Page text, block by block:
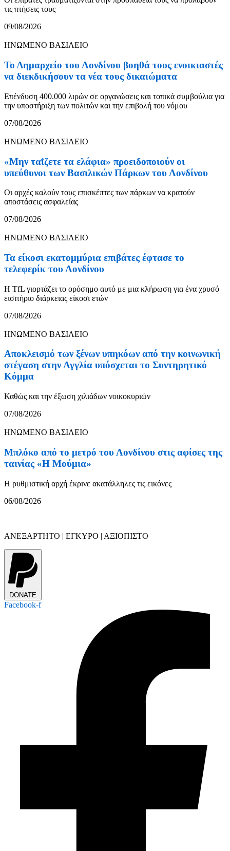
τις πτήσεις τους
09/08/2026
ΗΝΩΜΕΝΟ ΒΑΣΙΛΕΙΟ
Το Δημαρχείο του Λονδίνου βοηθά τους ενοικιαστές
να διεκδικήσουν τα νέα τους δικαιώματα
Επένδυση 400.000 λιρών σε οργανώσεις και τοπικά συμβούλια για
την υποστήριξη των πολιτών και την επιβολή του νόμου
07/08/2026
ΗΝΩΜΕΝΟ ΒΑΣΙΛΕΙΟ
«Μην ταΐζετε τα ελάφια» προειδοποιούν οι
υπεύθυνοι των Βασιλικών Πάρκων του Λονδίνου
Οι αρχές καλούν τους επισκέπτες των πάρκων να κρατούν
αποστάσεις ασφαλείας
07/08/2026
ΗΝΩΜΕΝΟ ΒΑΣΙΛΕΙΟ
Τα είκοσι εκατομμύρια επιβάτες έφτασε το
τελεφερίκ του Λονδίνου
Η TfL γιορτάζει το ορόσημο αυτό με μια κλήρωση για ένα χρυσό
εισιτήριο διάρκειας είκοσι ετών
07/08/2026
ΗΝΩΜΕΝΟ ΒΑΣΙΛΕΙΟ
Αποκλεισμό των ξένων υπηκόων από την κοινωνική
στέγαση στην Αγγλία υπόσχεται το Συντηρητικό
Κόμμα
Καθώς και την έξωση χιλιάδων νοικοκυριών
07/08/2026
ΗΝΩΜΕΝΟ ΒΑΣΙΛΕΙΟ
Μπλόκο από το μετρό του Λονδίνου στις αφίσες της
ταινίας «Η Μούμια»
Η ρυθμιστική αρχή έκρινε ακατάλληλες τις εικόνες
06/08/2026
ΑΝΕΞΑΡΤΗΤΟ | ΕΓΚΥΡΟ | ΑΞΙΟΠΙΣΤΟ
DONATE
Facebook-f